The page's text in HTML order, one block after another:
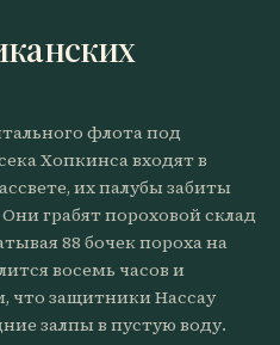
флота под
Хопкинса входят в
их палубы забиты
грабят пороховой склад
88 бочек пороха на
восемь часов и
что защитники Нассау
залпы в пустую воду.